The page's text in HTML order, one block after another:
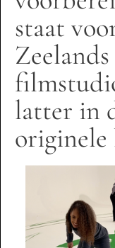
staat
latter in
originele